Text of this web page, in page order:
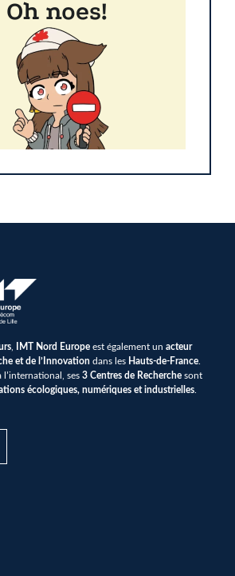
IMT Nord Europe est également un acteur
et de l’Innovation dans les Hauts-de-France
ses 3 Centres de Recherche sont
écologiques, numériques et industrielles